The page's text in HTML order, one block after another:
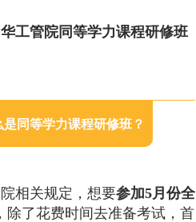
工管院同等学力课程研修班
是同等学力课程研修班？
相关规定，想要参加5月份全
除了花费时间去准备考试，首